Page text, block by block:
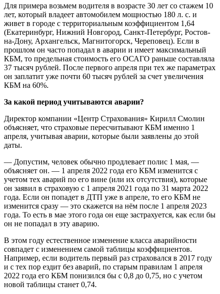
Для примера возьмем водителя в возрасте 30 лет со стажем 10
лет, который владеет автомобилем мощностью 180 л. с. и
живет в городе с территориальным коэффициентом 1,64
(Екатеринбург, Нижний Новгород, Санкт-Петербург, Ростов-
на-Дону, Архангельск, Магнитогорск, Череповец). Если в
прошлом он часто попадал в аварии и имеет максимальный
КБМ, то предельная стоимость его ОСАГО раньше составляла
37 тысяч рублей. После первого апреля при тех же параметрах
он заплатит уже почти 60 тысяч рублей за счет увеличения
КБМ на 60%.
За какой период учитываются аварии?
Директор компании «Центр Страхования» Кирилл Смолин
объясняет, что страховые пересчитывают КБМ именно 1
апреля, учитывая аварии, которые были заявлены до этой
даты.
— Допустим, человек обычно продлевает полис 1 мая, —
объясняет он. — 1 апреля 2022 года его КБМ изменится с
учетом тех аварий по его вине (или их отсутствия), которые
он заявил в страховую с 1 апреля 2021 года по 31 марта 2022
года. Если он попадет в ДТП уже в апреле, то его КБМ не
изменится сразу — это скажется на нём после 1 апреля 2023
года. То есть в мае этого года он еще застрахуется, как если бы
он не попадал в эту аварию.
В этом году естественное изменение класса аварийности
совпадет с изменением самой таблицы коэффициентов.
Например, если водитель первый раз страховался в 2017 году
и с тех пор ездит без аварий, по старым правилам 1 апреля
2022 года его КБМ понизился бы с 0,8 до 0,75, но с учетом
новой таблицы станет 0,74.